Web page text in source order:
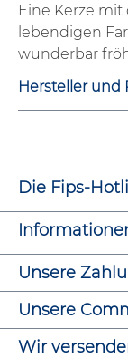
Eine Kerze
lebendigen
wunderbar
Hersteller und
Die Fips-
Unsere
Unsere
Wir